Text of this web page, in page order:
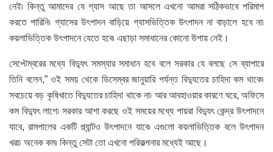
নেই৷ কিন্তু আমাদের যে গ্যাস আছে তা আসলে এখনো আমরা সঠিকভাবে পরিমাপ
করতে পারিনি৷ গ্যাসের উৎপাদন বাড়িয়ে গ্যাসভিত্তিক উৎপাদন না বাড়ালে হবে না৷
কয়লাভিত্তিক উৎপাদনে যেতে হবে৷ এছাড়া সমাধানের কোনো উপায় নেই।
সেপ্টেম্বরের মধ্যে বিদ্যুৎ সমস্যার সমাধান হবে বলে সরকার যে বলছে সে ব্যাপারে
তিনি বলেন,” ওই সময় থেকে ডিসেম্বর জানুয়ারি পর্যন্ত বিদ্যুতের চাহিদা কম থাকে৷
সবচেয়ে বড় কৃষিখাতে বিদ্যুতের চাহিদা থাকে না৷ আর আবহাওয়ার কারণে ঘরে, অফিসে
কম বিদ্যুৎ লাগে৷ সরকার আশা করছে ওই সময়ের মধ্যে পায়রা বিদ্যুৎ কেন্দ্র উৎপাদনে
যাবে, রামপালের একটি প্ল্যান্টও উৎপাদনে যাবে৷ এগুলো কয়লাভিত্তিক বলে উৎপাদন
খরচ অনেক কম৷ কিন্তু সেটা তো এখনো পরিকল্পনার মধ্যেই আছে।